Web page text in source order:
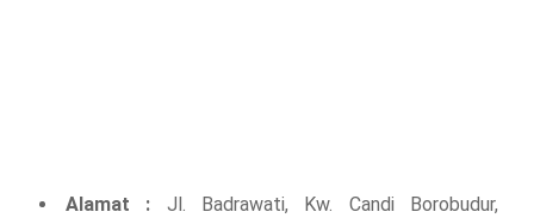
Alamat : Jl. Badrawati, Kw. Candi Borobudur,